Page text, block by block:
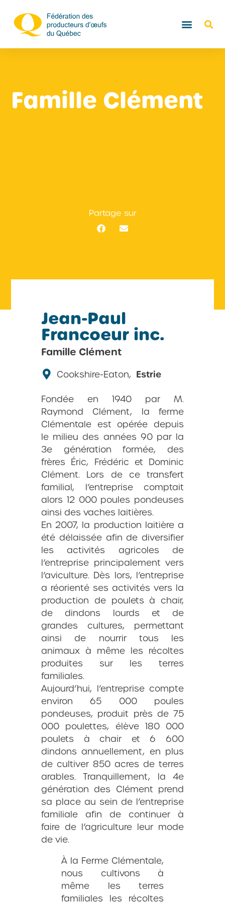
Famille Clément
Partage sur
Jean-Paul
Francoeur inc.
Famille Clément
Cookshire-Eaton, Estrie
Fondée en 1940 par M.
Raymond Clément, la ferme
Clémentale est opérée depuis
le milieu des années 90 par la
3e génération formée, des
frères Éric, Frédéric et Dominic
Clément. Lors de ce transfert
familial, l’entreprise comptait
alors 12 000 poules pondeuses
ainsi des vaches laitières.
En 2007, la production laitière a
été délaissée afin de diversifier
les activités agricoles de
l’entreprise principalement vers
l’aviculture. Dès lors, l’entreprise
a réorienté ses activités vers la
production de poulets à chair,
de dindons lourds et de
grandes cultures, permettant
ainsi de nourrir tous les
animaux à même les récoltes
produites sur les terres
familiales.
Aujourd’hui, l’entreprise compte
environ 65 000 poules
pondeuses, produit près de 75
000 poulettes, élève 180 000
poulets à chair et 6 600
dindons annuellement, en plus
de cultiver 850 acres de terres
arables. Tranquillement, la 4e
génération des Clément prend
sa place au sein de l’entreprise
familiale afin de continuer à
faire de l’agriculture leur mode
de vie.
À la Ferme Clémentale,
nous cultivons à
même les terres
familiales les récoltes